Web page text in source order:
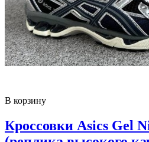
В корзину
Кроссовки Asics Gel